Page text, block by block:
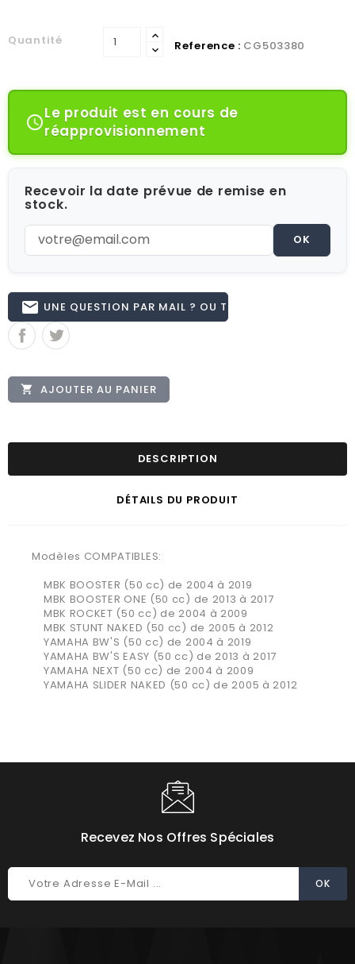
Quantité Reference : CG503380
Le produit est en cours de
réapprovisionnement
Recevoir la date prévue de remise en
stock.
OK
email UNE QUESTION PAR MAIL ? OU TÉL 02.51.62.16.59
 AJOUTER AU PANIER
DESCRIPTION
DÉTAILS DU PRODUIT
Modèles COMPATIBLES:
MBK BOOSTER (50 cc) de 2004 à 2019
MBK BOOSTER ONE (50 cc) de 2013 à 2017
MBK ROCKET (50 cc) de 2004 à 2009
MBK STUNT NAKED (50 cc) de 2005 à 2012
YAMAHA BW'S (50 cc) de 2004 à 2019
YAMAHA BW'S EASY (50 cc) de 2013 à 2017
YAMAHA NEXT (50 cc) de 2004 à 2009
YAMAHA SLIDER NAKED (50 cc) de 2005 à 2012
Recevez Nos Offres Spéciales